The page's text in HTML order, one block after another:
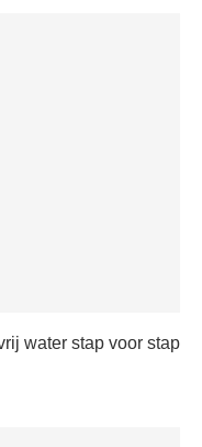
water stap voor stap